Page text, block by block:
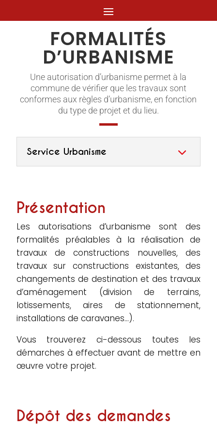
FORMALITÉS
D’URBANISME
Une autorisation d’urbanisme permet à la
commune de vérifier que les travaux sont
conformes aux règles d’urbanisme, en fonction
du type de projet et du lieu.
Service Urbanisme
Présentation
Les autorisations d’urbanisme sont des
formalités préalables à la réalisation de
travaux de constructions nouvelles, des
travaux sur constructions existantes, des
changements de destination et des travaux
d’aménagement (division de terrains,
lotissements, aires de stationnement,
installations de caravanes…).
Vous trouverez ci-dessous toutes les
démarches à effectuer avant de mettre en
œuvre votre projet.
Dépôt des demandes